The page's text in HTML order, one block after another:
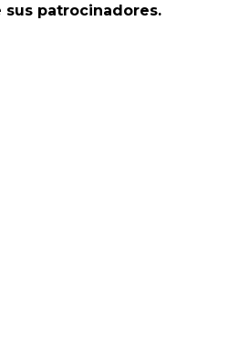
patrocinadores.